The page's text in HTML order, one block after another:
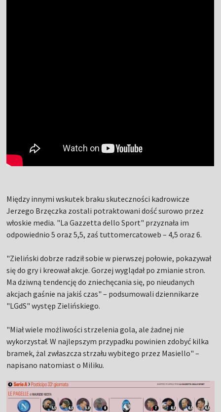
Między innymi wskutek braku skuteczności kadrowicze
Jerzego Brzęczka zostali potraktowani dość surowo przez
włoskie media. "La Gazzetta dello Sport" przyznała im
odpowiednio 5 oraz 5,5, zaś tuttomercatoweb – 4,5 oraz 6.
"Zieliński dobrze radził sobie w pierwszej połowie, pokazywał
się do gry i kreował akcje. Gorzej wyglądał po zmianie stron.
Ma dziwną tendencję do zniechęcania się, po nieudanych
akcjach gaśnie na jakiś czas" – podsumowali dziennikarze
"LGdS" występ Zielińskiego.
"Miał wiele możliwości strzelenia gola, ale żadnej nie
wykorzystał. W najlepszym przypadku powinien zdobyć kilka
bramek, żal zwłaszcza strzału wybitego przez Masiello" –
napisano natomiast o Miliku.